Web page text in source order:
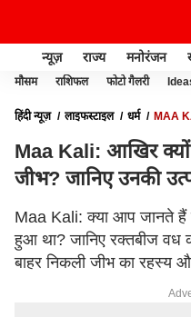
न्यूज़ राज्य मनोरंजन
मौसम राशिफल फोटो गैलरी
हिंदी न्यूज़ लाइफस्टाइल धर्म
MAA
Maa Kali: आखिर क्यों
जीभ? जानिए उनकी
Maa Kali: क्या आप जानते हैं
हुआ था? जानिए रक्तबीज वध
बाहर निकली जीभ का रहस्य